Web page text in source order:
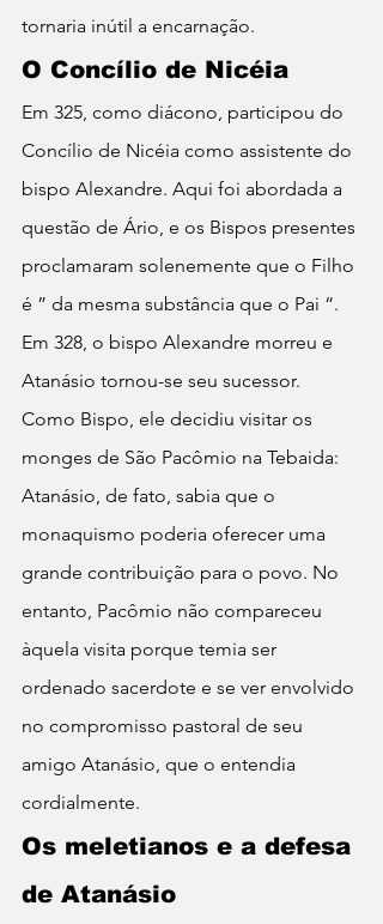
tornaria inútil a encarnação.
O Concílio de Nicéia
Em 325, como diácono, participou do
Concílio de Nicéia como assistente do
bispo Alexandre. Aqui foi abordada a
questão de Ário, e os Bispos presentes
proclamaram solenemente que o Filho
é ” da mesma substância que o Pai “.
Em 328, o bispo Alexandre morreu e
Atanásio tornou-se seu sucessor.
Como Bispo, ele decidiu visitar os
monges de São Pacômio na Tebaida:
Atanásio, de fato, sabia que o
monaquismo poderia oferecer uma
grande contribuição para o povo. No
entanto, Pacômio não compareceu
àquela visita porque temia ser
ordenado sacerdote e se ver envolvido
no compromisso pastoral de seu
amigo Atanásio, que o entendia
cordialmente.
Os meletianos e a defesa
de Atanásio